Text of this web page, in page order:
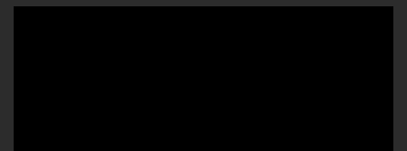
CASTING MASTERCHEF CHILE